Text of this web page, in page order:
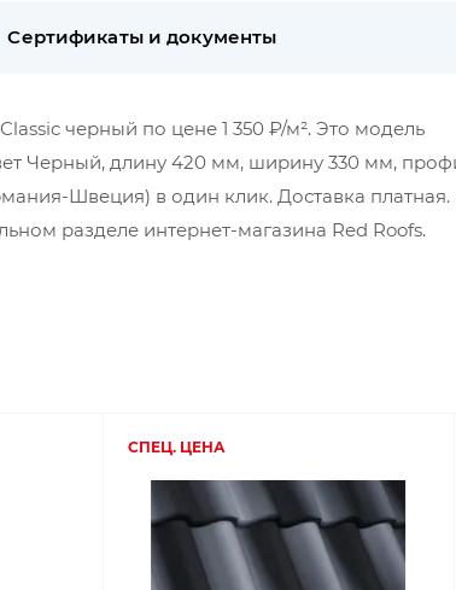
Сертификаты и документы
черный по цене 1 350 ₽/м². Это модель
Черный, длину 420 мм, ширину 330 мм,
Швеция) в один клик. Доставка платная.
разделе интернет-магазина Red Roofs.
СПЕЦ. ЦЕНА